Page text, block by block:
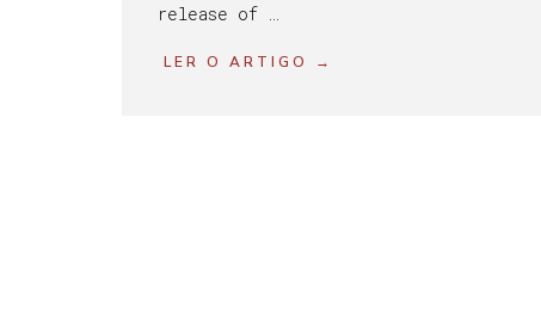
release of …
LER O ARTIGO →